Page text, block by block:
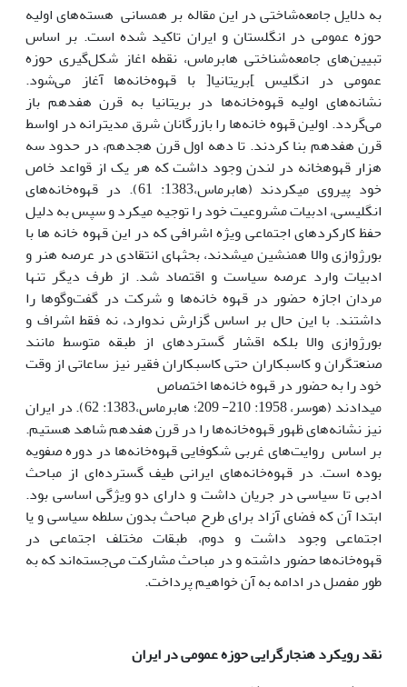
به دلایل جامعه‌شاختی در این مقاله بر همسانی هسته‌های اولیه
حوزه عمومی در انگلستان و ایران تاکید شده است. بر اساس
تبیین‌های جامعه‌شناختی هابرماس، نقطه اغاز شکل‌گیری حوزه
عمومی در انگلیس ]بریتانیا[ با قهوه‌خانه‌ها آغاز می‌شود.
نشانه‌های اولیه قهوه‌خانه‌ها در بریتانیا به قرن هفدهم باز
می‌گردد. اولین قهوه خانه‌ها را بازرگانان شرق مدیترانه در اواسط
قرن هفدهم بنا کردند. تا دهه اول قرن هجدهم، در حدود سه
هزار قهوه­خانه در لندن وجود داشت که هر یک از قواعد خاص
خود پیروی می­کردند (هابرماس،1383: 61). در قهوه‌خانه‌های
انگلیسی، ادبیات مشروعیت خود را توجیه می­کرد و سپس به دلیل
حفظ کارکردهای اجتماعی ویژه اشرافی که در این قهوه خانه ها با
بورژوازی والا همنشین می­شدند، بحث­های انتقادی در عرصه هنر و
ادبیات وارد عرصه سیاست و اقتصاد شد. از طرف دیگر تنها
مردان اجازه حضور در قهوه خانه‌ها و شرکت در گفت‌وگوها را
داشتند. با این حال بر اساس گزارش ندوارد، نه فقط اشراف و
بورژوازی والا بلکه اقشار گسترده­ای از طبقه متوسط مانند
صنعتگران و کاسبکاران حتی کاسبکاران فقیر نیز ساعاتی از وقت
خود را به حضور در قهوه خانه‌ها اختصاص
می­دادند (هوسر، 1958: 210- 209؛ هابرماس،1383: 62). در ایران
نیز نشانه‌های ظهور قهوه‌خانه‌ها را در قرن هفدهم شاهد هستیم.
بر اساس روایت‌های غربی شکوفایی قهوه‌خانه‌ها در دوره صفویه
بوده است. در قهوه‌خانه‌های ایرانی طیف گسترده‌ای از مباحث
ادبی تا سیاسی در جریان داشت و دارای دو ویژگی اساسی بود.
ابتدا آن که فضای آزاد برای طرح مباحث بدون سلطه سیاسی و یا
اجتماعی وجود داشت و دوم، طبقات مختلف اجتماعی در
قهوه‌خانه‌ها حضور داشته و در مباحث مشارکت می‌جسته‌اند که به
طور مفصل در ادامه به آن خواهیم پرداخت.
نقد رویکرد هنجارگرایی حوزه عمومی در ایران